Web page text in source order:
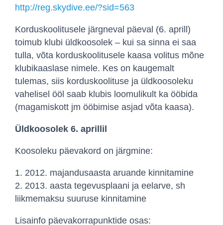
http://reg.skydive.ee/?sid=563
Korduskoolitusele järgneval päeval (6. aprill)
toimub klubi üldkoosolek – kui sa sinna ei saa
tulla, võta korduskoolitusele kaasa volitus mõne
klubikaaslase nimele. Kes on kaugemalt
tulemas, siis korduskoolituse ja üldkoosoleku
vahelisel ööl saab klubis loomulikult ka ööbida
(magamiskott jm ööbimise asjad võta kaasa).
Üldkoosolek 6. aprillil
Koosoleku päevakord on järgmine:
1. 2012. majandusaasta aruande kinnitamine
2. 2013. aasta tegevusplaani ja eelarve, sh
liikmemaksu suuruse kinnitamine
Lisainfo päevakorrapunktide osas: